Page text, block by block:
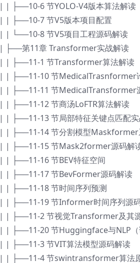
| | ├──10-6 节YOLO-V4版本算法解读
| | ├──10-7 节V5版本项目配置
| | └──10-8 节V5项目工程源码解读
| ├──第11章 Transformer实战解读
| | ├──11-1 节Transformer算法解读
| | ├──11-10 节MedicalTrasnformer
| | ├──11-11 节MedicalTransformer
| | ├──11-12 节商汤LoFTR算法解读
| | ├──11-13 节局部特征关键点匹配
| | ├──11-14 节分割模型Maskformer
| | ├──11-15 节Mask2former源码解
| | ├──11-16 节BEV特征空间
| | ├──11-17 节BevFormer源码解读
| | ├──11-18 节时间序列预测
| | ├──11-19 节Informer时间序列源
| | ├──11-2 节视觉Transformer及其
| | ├──11-20 节Huggingface与NLP（
| | ├──11-3 节VIT算法模型源码解读
| | ├──11-4 节swintransformer算法